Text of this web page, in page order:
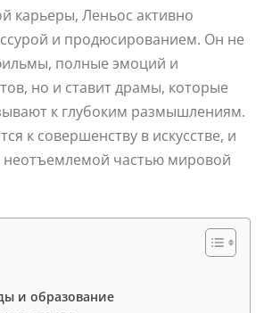
карьеры, Леньос активно
и продюсированием. Он не
полные эмоций и
но и ставит драмы, которые
к глубоким размышлениям.
к совершенству в искусстве, и
неотъемлемой частью мировой
и образование